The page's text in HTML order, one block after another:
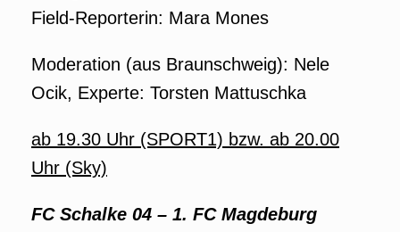
Field-Reporterin: Mara Mones
Moderation (aus Braunschweig): Nele
Ocik, Experte: Torsten Mattuschka
ab 19.30 Uhr (SPORT1) bzw. ab 20.00
Uhr (Sky)
FC Schalke 04 – 1. FC Magdeburg